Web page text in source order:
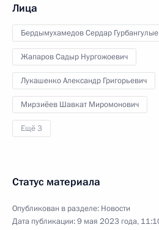
Лица
Бердымухамедов Сердар
Жапаров Садыр Нургожоевич
Лукашенко Александр Григорьевич
Мирзиёев Шавкат Миромонович
Ещё 3
Статус материала
Опубликован в разделе: Новости
Дата публикации:9 мая 2023 года,